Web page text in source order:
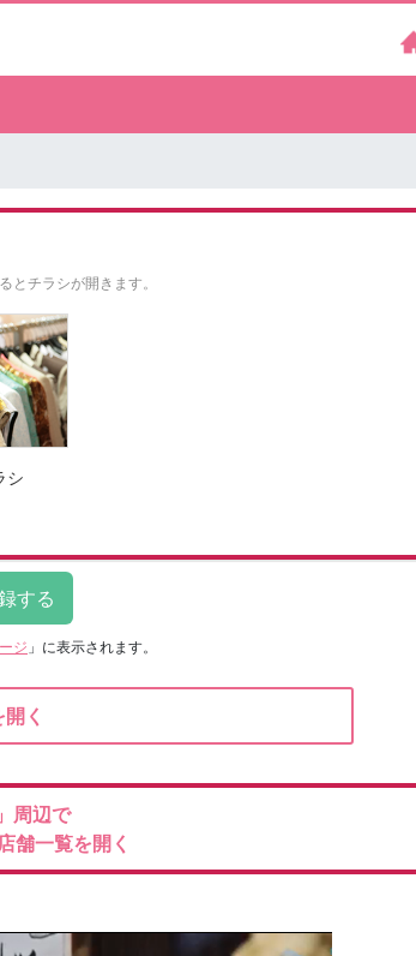
とチラシが開きます。
シ
ジ 」に表示されます。
く
」周辺で
舗一覧を開く